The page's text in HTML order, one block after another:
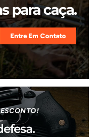
para caça.
Entre Em Contato